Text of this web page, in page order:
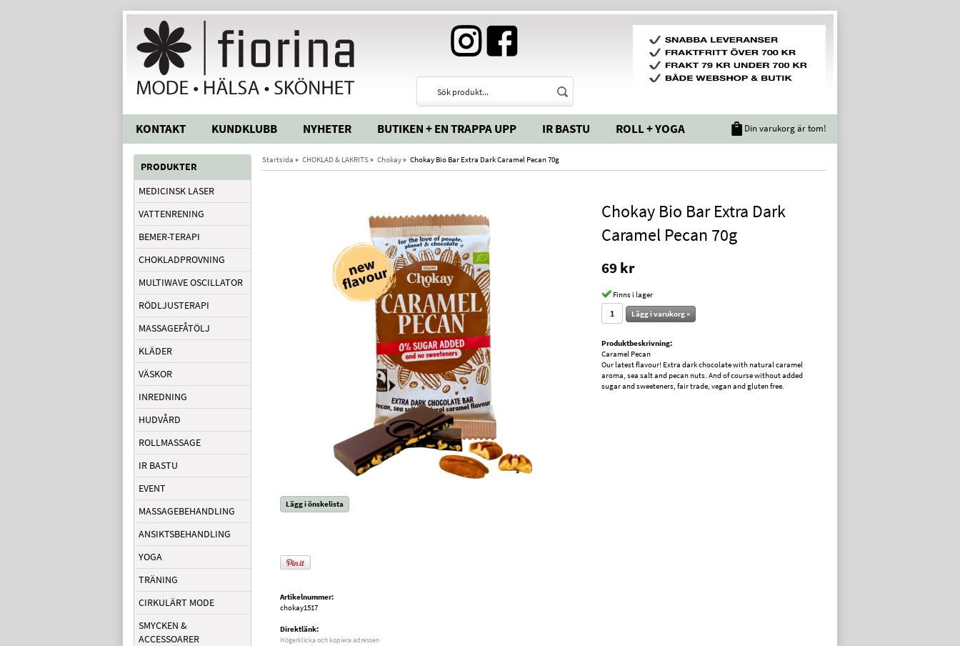
KONTAKT KUNDKLUBB NYHETER BUTIKEN + EN TRAPPA UPP IR BASTU ROLL + YOGA Din varukorg är tom!
PRODUKTER
MEDICINSK LASER
VATTENRENING
BEMER-TERAPI
CHOKLADPROVNING
MULTIWAVE OSCILLATOR
RÖDLJUSTERAPI
MASSAGEFÅTÖLJ
KLÄDER
VÄSKOR
INREDNING
HUDVÅRD
ROLLMASSAGE
IR BASTU
EVENT
MASSAGEBEHANDLING
ANSIKTSBEHANDLING
YOGA
TRÄNING
CIRKULÄRT MODE
SMYCKEN &
ACCESSOARER
Startsida » CHOKLAD & LAKRITS» Chokay» Chokay Bio Bar Extra Dark Caramel Pecan 70g
Lägg i önskelista
Artikelnummer:
chokay1517
Direktlänk:
Högerklicka och kopiera adressen
Chokay Bio Bar Extra Dark
Caramel Pecan 70g
69 kr
Finns i lager
Lägg i varukorg »
Produktbeskrivning:
Caramel Pecan
Our latest flavour! Extra dark chocolate with natural caramel
aroma, sea salt and pecan nuts. And of course without added
sugar and sweeteners, fair trade, vegan and gluten free.